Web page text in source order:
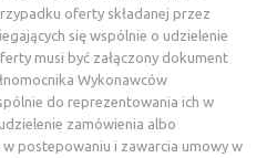
oferty składanej przez
się wspólnie o udzielenie
musi być załączony dokument
Wykonawców
do reprezentowania ich w
zamówienia albo
postepowaniu i zawarcia umowy w